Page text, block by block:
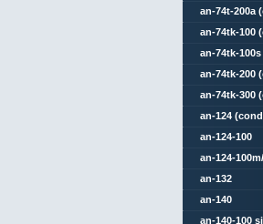
an-74t-200a
an-74tk-100
an-74tk-
an-74tk-200
an-74tk-300
an-124
an-124-100
an-124-
an-132
an-140
an-140-100